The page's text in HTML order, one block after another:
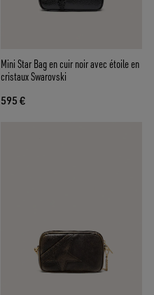
Mini Star Bag en cuir noir avec étoile en
cristaux Swarovski
595 €